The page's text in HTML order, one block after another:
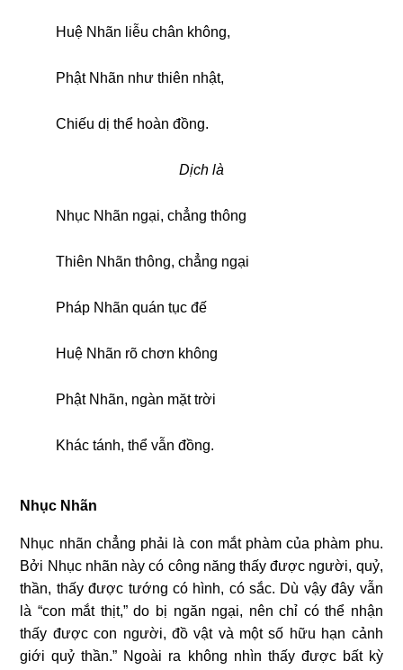
Huệ Nhãn liễu chân không,
Phật Nhãn như thiên nhật,
Chiếu dị thể hoàn đồng.
Dịch là
Nhục Nhãn ngại, chẳng thông
Thiên Nhãn thông, chẳng ngại
Pháp Nhãn quán tục đế
Huệ Nhãn rõ chơn không
Phật Nhãn, ngàn mặt trời
Khác tánh, thể vẫn đồng.
Nhục Nhãn
Nhục nhãn chẳng phải là con mắt phàm của phàm phu.
Bởi Nhục nhãn này có công năng thấy được người, quỷ,
thần, thấy được tướng có hình, có sắc. Dù vậy đây vẫn
là “con mắt thịt,” do bị ngăn ngại, nên chỉ có thể nhận
thấy được con người, đồ vật và một số hữu hạn cảnh
giới quỷ thần.” Ngoài ra không nhìn thấy được bất kỳ